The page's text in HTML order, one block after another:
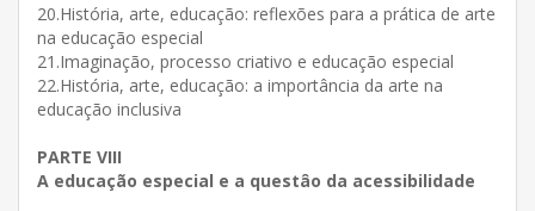
20.História, arte, educação: reflexões para a prática de arte
na educação especial
21.Imaginação, processo criativo e educação especial
22.História, arte, educação: a importância da arte na
educação inclusiva
PARTE VIII
A educação especial e a questâo da acessibilidade